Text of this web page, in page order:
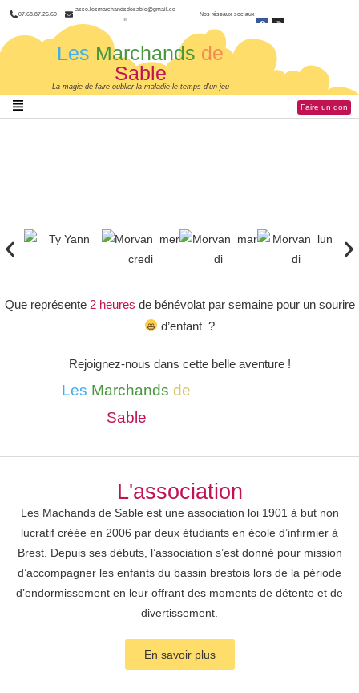
07.68.87.26.60
asso.lesmarchandsdesable@gmail.co
m
Nos réseaux sociaux
Les Marchands de
Sable
La magie de faire oublier la maladie le temps d'un jeu
Faire un don
Que représente 2 heures de bénévolat par semaine pour un sourire
d’enfant ?
Rejoignez-nous dans cette belle aventure !
Les Marchands de
Sable
L'association
Les Machands de Sable est une association loi 1901 à but non
lucratif créée en 2006 par deux étudiants en école d’infirmier à
Brest. Depuis ses débuts, l’association s’est donné pour mission
d’accompagner les enfants du bassin brestois lors de la période
d’endormissement en leur offrant des moments de détente et de
divertissement.
En savoir plus